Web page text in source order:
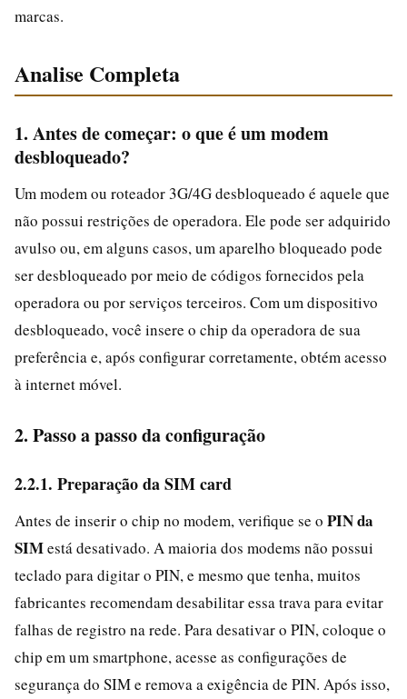
marcas.
Analise Completa
1. Antes de começar: o que é um modem
desbloqueado?
Um modem ou roteador 3G/4G desbloqueado é aquele que
não possui restrições de operadora. Ele pode ser adquirido
avulso ou, em alguns casos, um aparelho bloqueado pode
ser desbloqueado por meio de códigos fornecidos pela
operadora ou por serviços terceiros. Com um dispositivo
desbloqueado, você insere o chip da operadora de sua
preferência e, após configurar corretamente, obtém acesso
à internet móvel.
2. Passo a passo da configuração
2.2.1. Preparação da SIM card
Antes de inserir o chip no modem, verifique se o PIN da
SIMestá desativado. A maioria dos modems não possui
teclado para digitar o PIN, e mesmo que tenha, muitos
fabricantes recomendam desabilitar essa trava para evitar
falhas de registro na rede. Para desativar o PIN, coloque o
chip em um smartphone, acesse as configurações de
segurança do SIM e remova a exigência de PIN. Após isso,